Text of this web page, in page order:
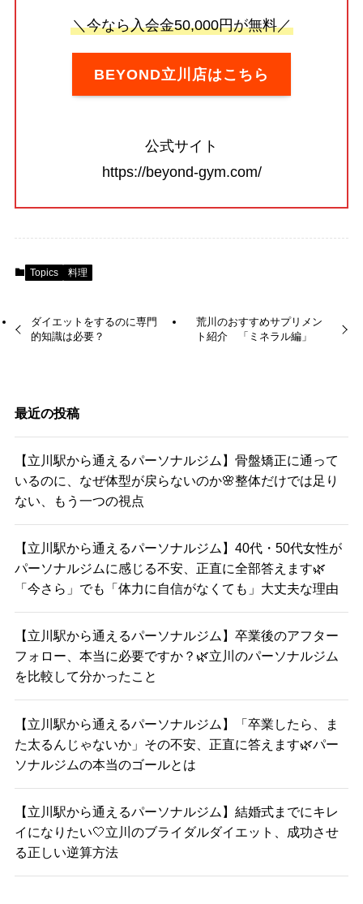
＼今なら入会金50,000円が無料／
BEYOND立川店はこちら
公式サイト
https://beyond-gym.com/
Topics 料理
ダイエットをするのに専門
的知識は必要？
荒川のおすすめサプリメン
ト紹介 「ミネラル編」
最近の投稿
【立川駅から通えるパーソナルジム】骨盤矯正に通って
いるのに、なぜ体型が戻らないのか🌸整体だけでは足り
ない、もう一つの視点
【立川駅から通えるパーソナルジム】40代・50代女性が
パーソナルジムに感じる不安、正直に全部答えます🌿
「今さら」でも「体力に自信がなくても」大丈夫な理由
【立川駅から通えるパーソナルジム】卒業後のアフター
フォロー、本当に必要ですか？🌿立川のパーソナルジム
を比較して分かったこと
【立川駅から通えるパーソナルジム】「卒業したら、ま
た太るんじゃないか」その不安、正直に答えます🌿パー
ソナルジムの本当のゴールとは
【立川駅から通えるパーソナルジム】結婚式までにキレ
イになりたい🤍立川のブライダルダイエット、成功させ
る正しい逆算方法